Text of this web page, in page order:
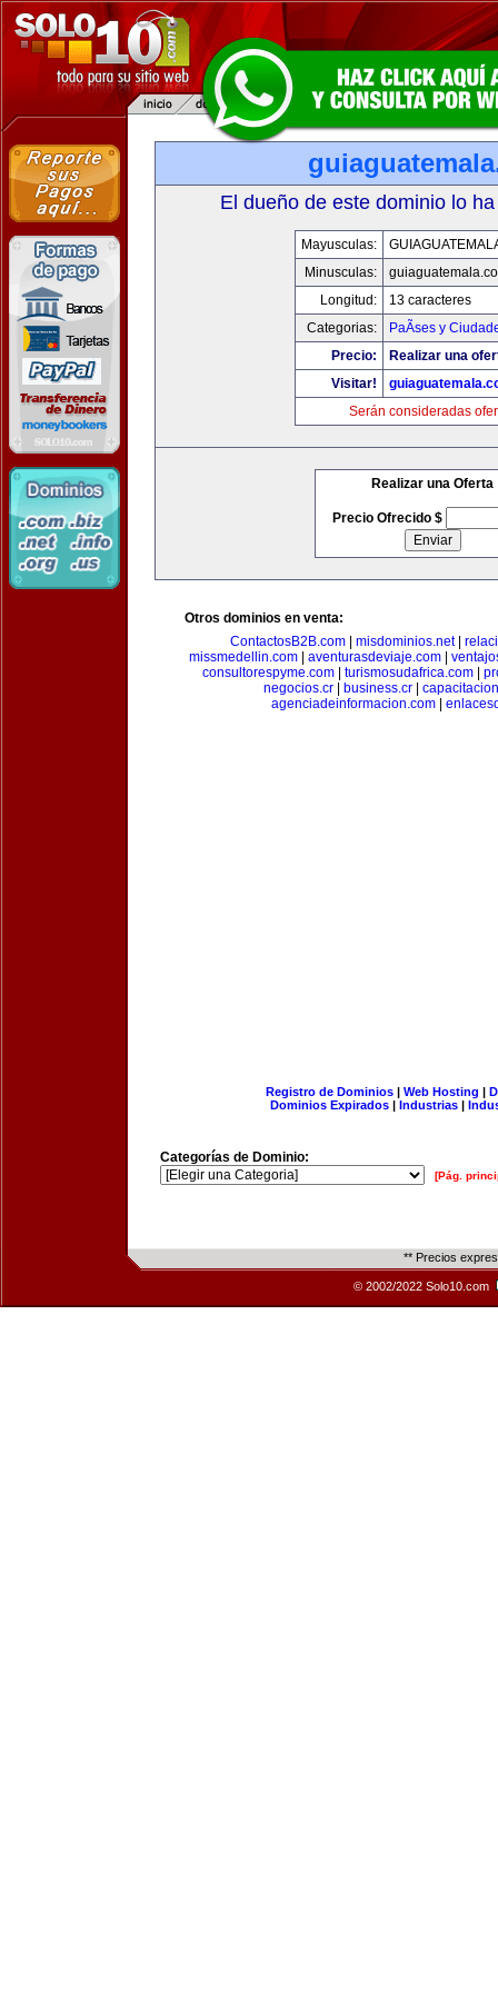
El dueño de este dominio lo
Mayusculas:
Minusculas:
Longitud:
13 caracteres
Categorias:
PaÃ­ses y
Precio:
Realizar una
Visitar!
Serán consideradas
Realizar una Oferta
Precio Ofrecido $
Otros dominios en venta:
ContactosB2B.com
misdominios.net|
missmedellin.com
aventurasdeviaje.com
consultorespyme.com| turismosudafrica.com|
negocios.cr| business.cr|
agenciadeinformacion.com
Registro de Dominios| Web Hosting |
Dominios Expirados | Industrias |
Categorías de Dominio:
[Pág.
** Precios
© 2002/2022 Solo10.com